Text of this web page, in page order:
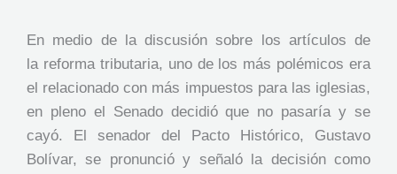
En medio de la discusión sobre los artículos de
la reforma tributaria, uno de los más polémicos era
el relacionado con más impuestos para las iglesias,
en pleno el Senado decidió que no pasaría y se
cayó. El senador del Pacto Histórico, Gustavo
Bolívar, se pronunció y señaló la decisión como